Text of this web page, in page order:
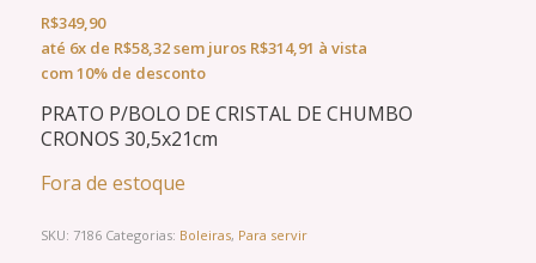
R$349,90
até 6xde R$58,32sem juros R$314,91 à vista
com 10% de desconto
PRATO P/BOLO DE CRISTAL DE CHUMBO
CRONOS 30,5x21cm
Fora de estoque
SKU: 7186 Categorias: Boleiras, Para servir